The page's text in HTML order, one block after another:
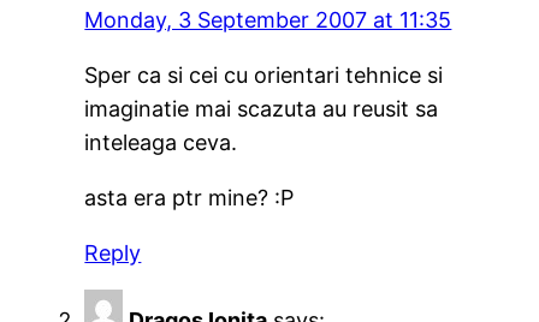
Monday, 3 September 2007 at 11:35
Sper ca si cei cu orientari tehnice si
imaginatie mai scazuta au reusit sa
inteleaga ceva.
asta era ptr mine? :P
Reply